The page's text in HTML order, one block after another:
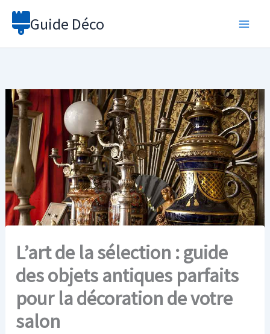
Aller
Guide Déco
L’art de la sélection : guide
des objets antiques parfaits
pour la décoration de votre
salon